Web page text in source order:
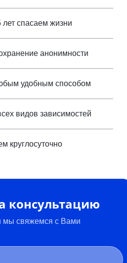
спасаем жизни
анонимности
удобным способом
видов зависимостей
круглосуточно
консультацию
мы свяжемся с Вами